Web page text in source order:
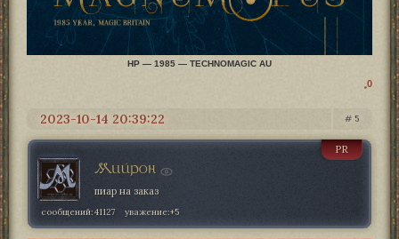
HP — 1985 — TECHNOMAGIC AU
0
5
2023-10-14 20:39:22
Мийрон
PR
пиар на заказ
сообщений:41127 уважение:+5